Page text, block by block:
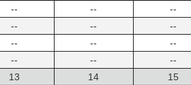
--
--
--
--
--
--
--
--
--
--
--
--
13
14
15